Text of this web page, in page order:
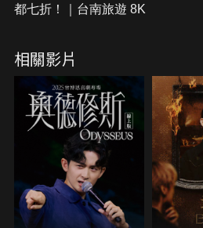
都七折！｜台南旅遊 8K
相關影片